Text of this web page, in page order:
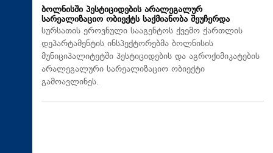
ბოლნისში პესტიციდების არალეგალურ
სარეალიზაციო ობიექტს საქმიანობა შეუჩერდა
სურსათის ეროვნული სააგენტოს ქვემო ქართლის
დეპარტამენტის ინსპექტორებმა ბოლნისის
მუნიციპალიტეტში პესტიციდების და აგროქიმიკატების
არალეგალური სარეალიზაციო ობიექტი
გამოავლინეს.